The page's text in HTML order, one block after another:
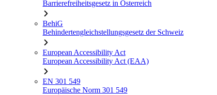
Barrierefreiheitsgesetz in Österreich
BehiG
Behindertengleichstellungsgesetz der Schweiz
European Accessibility Act
European Accessibility Act (EAA)
EN 301 549
Europäische Norm 301 549